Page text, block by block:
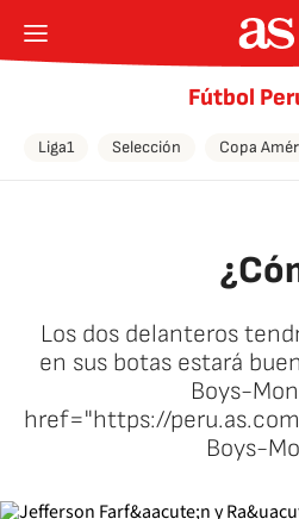
Fútbol
Liga1 Selección Copa
Los dos delanteros
en sus botas estará
Boys-
href="https://
Boys-